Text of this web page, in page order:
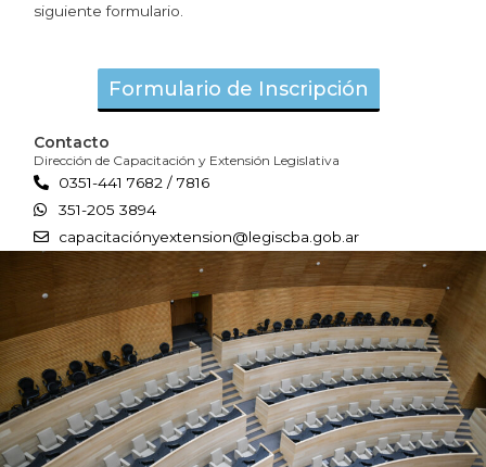
siguiente formulario.
Formulario de Inscripción
Contacto
Dirección de Capacitación y Extensión Legislativa
0351-441 7682 / 7816
351-205 3894
capacitaciónyextension@legiscba.gob.ar